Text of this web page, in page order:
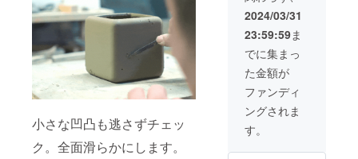
小さな凹凸も逃さずチェッ
ク。全面滑らかにします。
×3 ・木
箱×3 愛
媛県今
治市菊
間町の
伝統工
芸菊間
瓦を
使った
しい毎
2024/03/31
23:59:59ま
でに集まっ
た金額が
ファンディ
ングされま
す。